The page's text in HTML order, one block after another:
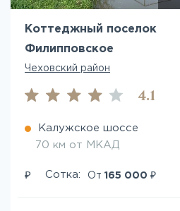
Коттеджный поселок
Филипповское
Чеховский район
4.1
Калужское шоссе
70 км от МКАД
₽ Сотка: От 165 000 ₽